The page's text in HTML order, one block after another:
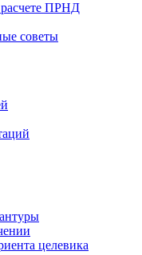
ПРНД
советы
целевика